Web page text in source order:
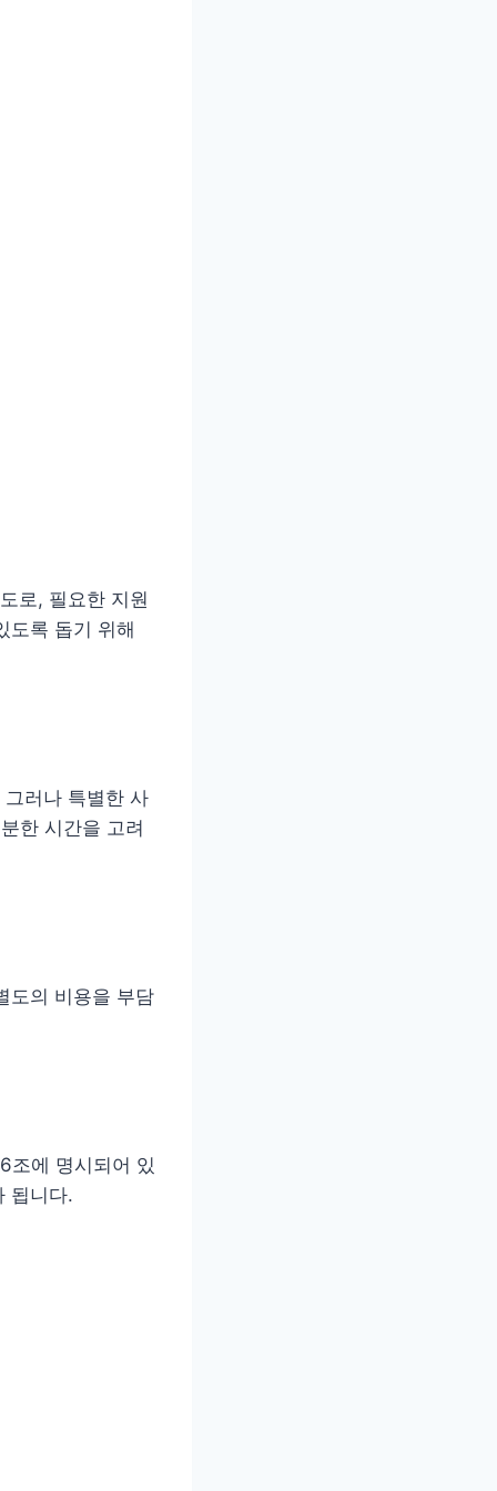
로, 필요한 지원
도록 돕기 위해
러나 특별한 사
한 시간을 고려
도의 비용을 부담
조에 명시되어 있
됩니다.